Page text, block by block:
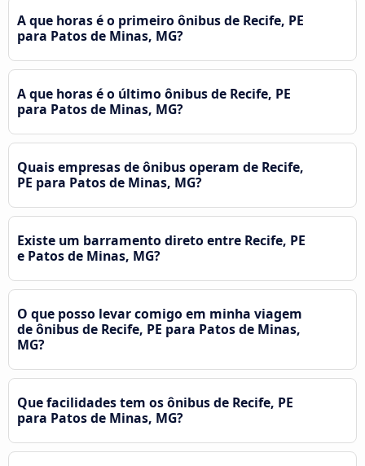
A que horas é o primeiro ônibus de Recife, PE
para Patos de Minas, MG?
A que horas é o último ônibus de Recife, PE
para Patos de Minas, MG?
Quais empresas de ônibus operam de Recife,
PE para Patos de Minas, MG?
Existe um barramento direto entre Recife, PE
e Patos de Minas, MG?
O que posso levar comigo em minha viagem
de ônibus de Recife, PE para Patos de Minas,
MG?
Que facilidades tem os ônibus de Recife, PE
para Patos de Minas, MG?